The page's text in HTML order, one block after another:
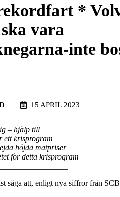
*
vara
inte
15 APRIL 2023
– hjälp till
ett krisprogram
höjda matpriser
för detta krisprogram
säga att, enligt nya siffror från